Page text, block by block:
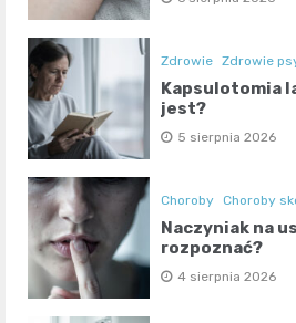
Zdrowie Zdrowie
Kapsulotomia
jest?
5 sierpnia 2026
Choroby Choroby
Naczyniak na
rozpoznać?
4 sierpnia 2026